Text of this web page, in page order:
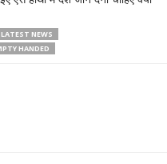
LATEST NEWS
HANDED